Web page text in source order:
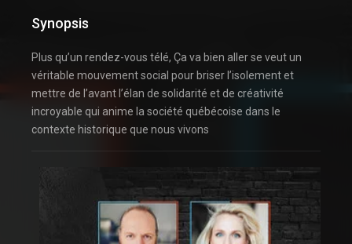
Synopsis
Plus qu’un rendez-vous télé, Ça va bien aller se veut un
véritable mouvement social pour briser l’isolement et
mettre de l’avant l’élan de solidarité et de créativité
incroyable qui anime la société québécoise dans le
contexte historique que nous vivons